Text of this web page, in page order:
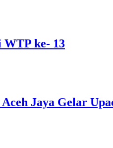
WTP ke- 13
Jaya Gelar